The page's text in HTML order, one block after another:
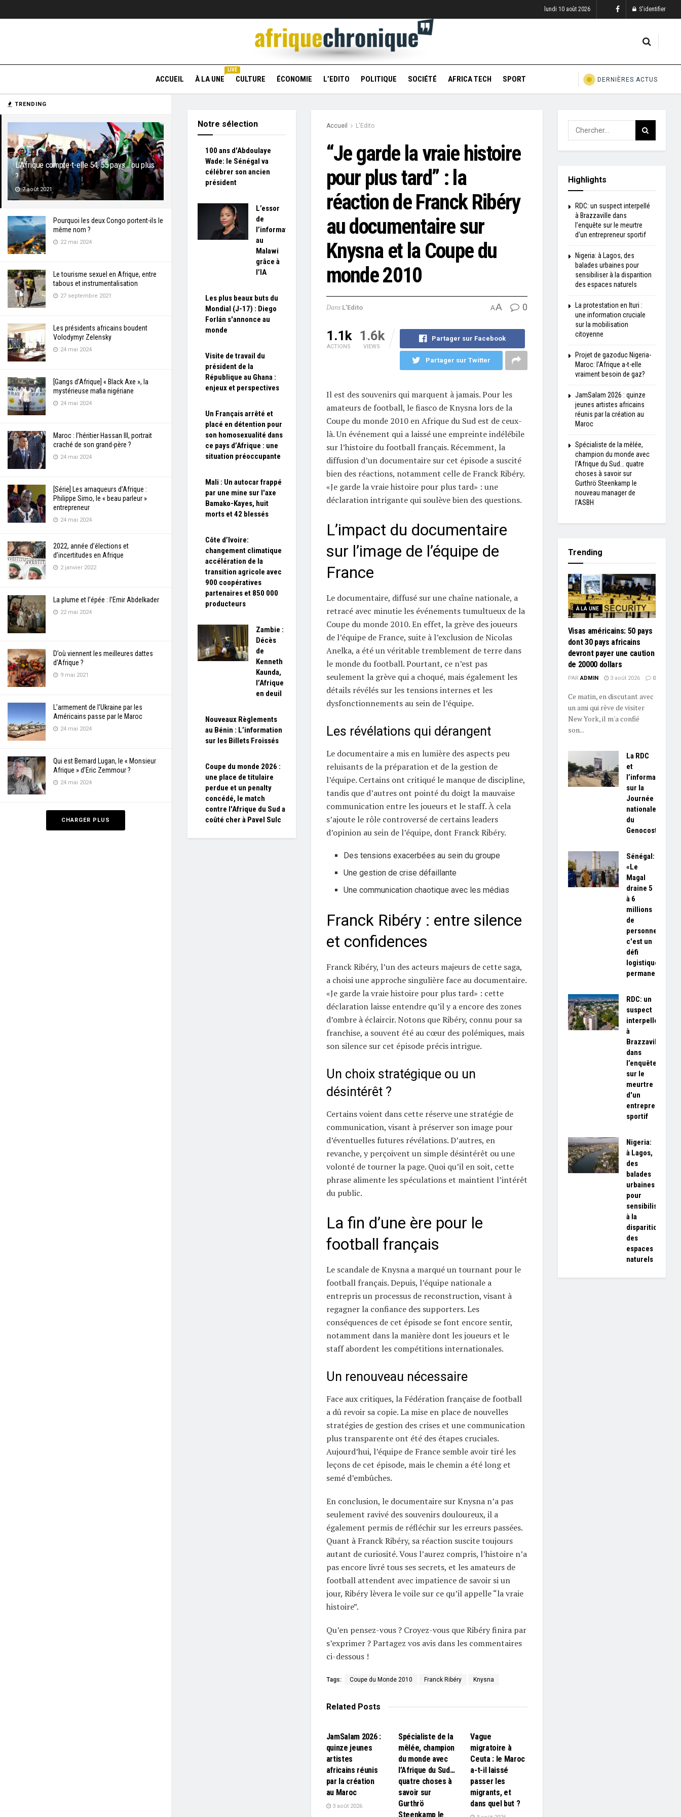
TRENDING
L’Afrique compte-t-elle 54, 55 pays… ou plus
?
7 août 2021
Pourquoi les deux Congo portent-ils le
même nom ?
22 mai 2024
Le tourisme sexuel en Afrique, entre
tabous et instrumentalisation
27 septembre 2021
Les présidents africains boudent
Volodymyr Zelensky
24 mai 2024
[Gangs d’Afrique] « Black Axe », la
mystérieuse mafia nigériane
24 mai 2024
Maroc : l’héritier Hassan III, portrait
craché de son grand-père ?
24 mai 2024
[Série] Les arnaqueurs d’Afrique :
Philippe Simo, le « beau parleur »
entrepreneur
24 mai 2024
2022, année d’élections et
d’incertitudes en Afrique
2 janvier 2022
La plume et l’épée : l’Emir Abdelkader
22 mai 2024
D’où viennent les meilleures dattes
d’Afrique ?
9 mai 2021
L’armement de l’Ukraine par les
Américains passe par le Maroc
24 mai 2024
Qui est Bernard Lugan, le « Monsieur
Afrique » d’Eric Zemmour ?
24 mai 2024
CHARGER PLUS
lundi 10 août 2026 S'identifier
ACCUEIL À LA UNE
LIVE
CULTURE ÉCONOMIE L’EDITO POLITIQUE SOCIÉTÉ AFRICA TECH SPORT DERNIÈRES ACTUS
Accueil L'Edito
“Je garde la vraie histoire
pour plus tard” : la
réaction de Franck Ribéry
au documentaire sur
Knysna et la Coupe du
monde 2010
Dans L'Edito AA 0
1.1k
ACTIONS
1.6k
VIEWS
Partager sur Facebook
Partager sur Twitter
Il est des souvenirs qui marquent à jamais. Pour les
amateurs de football, le fiasco de Knysna lors de la
Coupe du monde 2010 en Afrique du Sud est de ceux-
là. Un événement qui a laissé une empreinte indélébile
sur l’histoire du football français. Récemment, la
diffusion d’un documentaire sur cet épisode a suscité
bien des réactions, notamment celle de Franck Ribéry.
«Je garde la vraie histoire pour plus tard» : une
déclaration intrigante qui soulève bien des questions.
L’impact du documentaire
sur l’image de l’équipe de
France
Le documentaire, diffusé sur une chaîne nationale, a
retracé avec minutie les événements tumultueux de la
Coupe du monde 2010. En effet, la grève des joueurs
de l’équipe de France, suite à l’exclusion de Nicolas
Anelka, a été un véritable tremblement de terre dans
le monde du football. Pourtant, ce n’est pas
seulement la grève qui a choqué, mais également les
détails révélés sur les tensions internes et les
dysfonctionnements au sein de l’équipe.
Les révélations qui dérangent
Le documentaire a mis en lumière des aspects peu
reluisants de la préparation et de la gestion de
l’équipe. Certains ont critiqué le manque de discipline,
tandis que d’autres ont pointé du doigt la mauvaise
communication entre les joueurs et le staff. À cela
s’ajoute le rôle controversé de certains leaders
d’opinion au sein de l’équipe, dont Franck Ribéry.
Des tensions exacerbées au sein du groupe
Une gestion de crise défaillante
Une communication chaotique avec les médias
Franck Ribéry : entre silence
et confidences
Franck Ribéry, l’un des acteurs majeurs de cette saga,
a choisi une approche singulière face au documentaire.
«Je garde la vraie histoire pour plus tard» : cette
déclaration laisse entendre qu’il y a encore des zones
d’ombre à éclaircir. Notons que Ribéry, connu pour sa
franchise, a souvent été au cœur des polémiques, mais
son silence sur cet épisode précis intrigue.
Un choix stratégique ou un
désintérêt ?
Certains voient dans cette réserve une stratégie de
communication, visant à préserver son image pour
d’éventuelles futures révélations. D’autres, en
revanche, y perçoivent un simple désintérêt ou une
volonté de tourner la page. Quoi qu’il en soit, cette
phrase alimente les spéculations et maintient l’intérêt
du public.
La fin d’une ère pour le
football français
Le scandale de Knysna a marqué un tournant pour le
football français. Depuis, l’équipe nationale a
entrepris un processus de reconstruction, visant à
regagner la confiance des supporters. Les
conséquences de cet épisode se font encore sentir,
notamment dans la manière dont les joueurs et le
staff abordent les compétitions internationales.
Un renouveau nécessaire
Face aux critiques, la Fédération française de football
a dû revoir sa copie. La mise en place de nouvelles
stratégies de gestion des crises et une communication
plus transparente ont été des étapes cruciales.
Aujourd’hui, l’équipe de France semble avoir tiré les
leçons de cet épisode, mais le chemin a été long et
semé d’embûches.
En conclusion, le documentaire sur Knysna n’a pas
seulement ravivé des souvenirs douloureux, il a
également permis de réfléchir sur les erreurs passées.
Quant à Franck Ribéry, sa réaction suscite toujours
autant de curiosité. Vous l’aurez compris, l’histoire n’a
pas encore livré tous ses secrets, et les amateurs de
football attendent avec impatience de savoir si un
jour, Ribéry lèvera le voile sur ce qu’il appelle “la vraie
histoire”.
Qu’en pensez-vous ? Croyez-vous que Ribéry finira par
s’exprimer ? Partagez vos avis dans les commentaires
ci-dessous !
Tags: Coupe du Monde 2010 Franck Ribéry Knysna
RelatedPosts
JamSalam 2026 :
quinze jeunes
artistes
africains réunis
par la création
au Maroc
3 août 2026
Spécialiste de la
mêlée, champion
du monde avec
l’Afrique du Sud…
quatre choses à
savoir sur
Gurthrö
Steenkamp le
Vague
migratoire à
Ceuta : le Maroc
a-t-il laissé
passer les
migrants, et
dans quel but ?
Notre sélection
100 ans d'Abdoulaye
Wade: le Sénégal va
célébrer son ancien
président
L’essor
de
l’information
au
Malawi
grâce à
l’IA
Les plus beaux buts du
Mondial (J-17) : Diego
Forlán s'annonce au
monde
Visite de travail du
président de la
République au Ghana :
enjeux et perspectives
Un Français arrêté et
placé en détention pour
son homosexualité dans
ce pays d’Afrique : une
situation préoccupante
Mali : Un autocar frappé
par une mine sur l'axe
Bamako-Kayes, huit
morts et 42 blessés
Côte d’Ivoire:
changement climatique
accélération de la
transition agricole avec
900 coopératives
partenaires et 850 000
producteurs
Zambie :
Décès
de
Kenneth
Kaunda,
l’Afrique
en deuil
Nouveaux Règlements
au Bénin : L’information
sur les Billets Froissés
Coupe du monde 2026 :
une place de titulaire
perdue et un penalty
concédé, le match
contre l'Afrique du Sud a
coûté cher à Pavel Sulc
Highlights
RDC: un suspect interpellé
à Brazzaville dans
l’enquête sur le meurtre
d'un entrepreneur sportif
Nigeria: à Lagos, des
balades urbaines pour
sensibiliser à la disparition
des espaces naturels
La protestation en Ituri :
une information cruciale
sur la mobilisation
citoyenne
Projet de gazoduc Nigeria-
Maroc: l'Afrique a-t-elle
vraiment besoin de gaz?
JamSalam 2026 : quinze
jeunes artistes africains
réunis par la création au
Maroc
Spécialiste de la mêlée,
champion du monde avec
l’Afrique du Sud… quatre
choses à savoir sur
Gurthrö Steenkamp le
nouveau manager de
l’ASBH
Trending
À LA UNE
Visas américains: 50 pays
dont 30 pays africains
devront payer une caution
de 20000 dollars
PAR ADMIN 3 août 2026 0
Ce matin, en discutant avec
un ami qui rêve de visiter
New York, il m'a confié
son...
La RDC
et
l’information
sur la
Journée
nationale
du
Genocost
Sénégal:
«Le
Magal
draine 5
à 6
millions
de
personnes,
c'est un
défi
logistique
permanent»
RDC: un
suspect
interpellé
à
Brazzaville
dans
l’enquête
sur le
meurtre
d'un
entrepreneur
sportif
Nigeria:
à Lagos,
des
balades
urbaines
pour
sensibiliser
à la
disparition
des
espaces
naturels